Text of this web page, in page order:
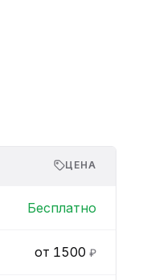
ЦЕНА
Бесплатно
от 1500 ₽